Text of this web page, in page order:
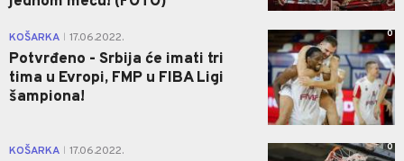
KOŠARKA 17.06.2022.
Potvrđeno - Srbija će imati tri
tima u Evropi, FMP u FIBA Ligi
šampiona!
0
KOŠARKA 17.06.2022. 0